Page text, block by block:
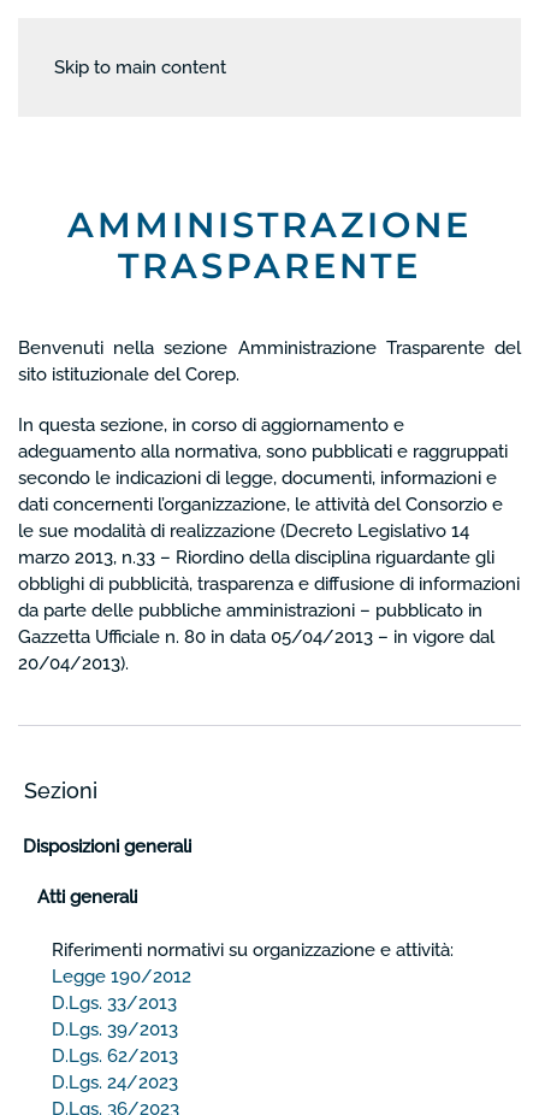
Skip to main content
AMMINISTRAZIONE
TRASPARENTE
Benvenuti nella sezione Amministrazione Trasparente del
sito istituzionale del Corep.
In questa sezione, in corso di aggiornamento e
adeguamento alla normativa, sono pubblicati e raggruppati
secondo le indicazioni di legge, documenti, informazioni e
dati concernenti l’organizzazione, le attività del Consorzio e
le sue modalità di realizzazione (Decreto Legislativo 14
marzo 2013, n.33 – Riordino della disciplina riguardante gli
obblighi di pubblicità, trasparenza e diffusione di informazioni
da parte delle pubbliche amministrazioni – pubblicato in
Gazzetta Ufficiale n. 80 in data 05/04/2013 – in vigore dal
20/04/2013).
Sezioni
Disposizioni generali
Atti generali
Riferimenti normativi su organizzazione e attività:
Legge 190/2012
D.Lgs. 33/2013
D.Lgs. 39/2013
D.Lgs. 62/2013
D.Lgs. 24/2023
D.Lgs. 36/2023